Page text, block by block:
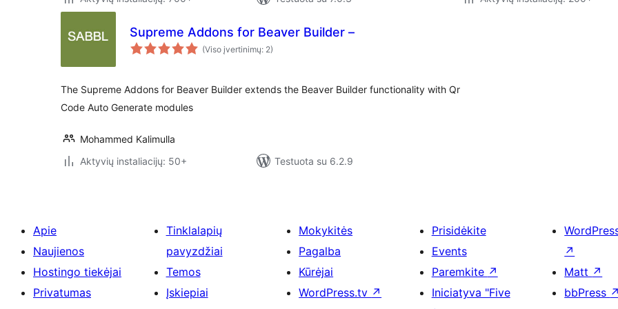
Supreme Addons for Beaver Builder –
(Viso įvertinimų: 2)
The Supreme Addons for Beaver Builder extends the Beaver Builder functionality with Qr
Code Auto Generate modules
Mohammed Kalimulla
Aktyvių instaliacijų: 50+
Testuota su 6.2.9
Apie
Naujienos
Hostingo tiekėjai
Privatumas
Tinklalapių
pavyzdžiai
Temos
Įskiepiai
Mokykitės
Pagalba
Kūrėjai
WordPress.tv ↗
Prisidėkite
Events
Paremkite ↗
Iniciatyva "Five
↗
Matt ↗
bbPress ↗